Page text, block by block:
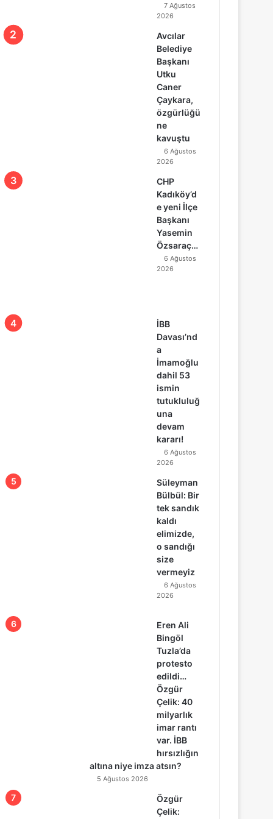
7 Ağustos
2026
Avcılar
Belediye
Başkanı
Utku
Caner
Çaykara,
özgürlüğü
ne
kavuştu
6 Ağustos
2026
CHP
Kadıköy’d
e yeni İlçe
Başkanı
Yasemin
Özsaraç…
6 Ağustos
2026
İBB
Davası’nd
a
İmamoğlu
dahil 53
ismin
tutukluluğ
una
devam
kararı!
6 Ağustos
2026
Süleyman
Bülbül: Bir
tek sandık
kaldı
elimizde,
o sandığı
size
vermeyiz
6 Ağustos
2026
Eren Ali
Bingöl
Tuzla’da
protesto
edildi…
Özgür
Çelik: 40
milyarlık
imar rantı
var. İBB
hırsızlığın
altına niye imza atsın?
5 Ağustos 2026
Özgür
Çelik: